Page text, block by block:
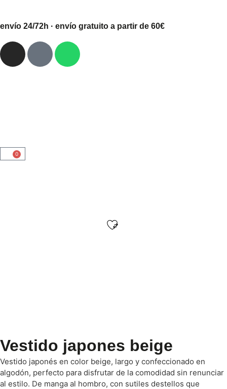
envío 24/72h · envío gratuito a partir de 60€
0
Vestido japones beige
Vestido japonés en color beige, largo y confeccionado en
algodón, perfecto para disfrutar de la comodidad sin renunciar
al estilo. De manga al hombro, con sutiles destellos que